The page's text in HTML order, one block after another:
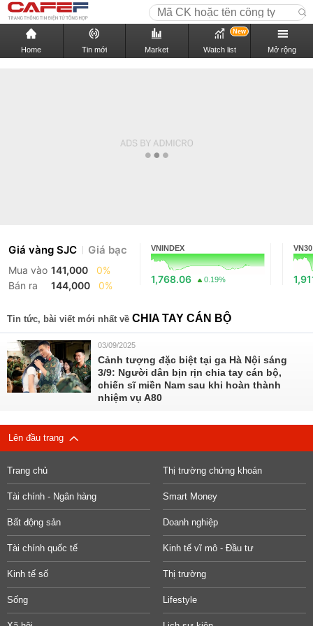
Home Tin mới Market Watch list
New
Mở rộng
Giá vàng SJC Giá bạc
Mua vào 141,000
0%
Bán ra
144,000 0%
VNINDEX
1,768.06 0.19%
VN30
Tin tức, bài viết mới nhất về CHIA TAY CÁN BỘ
03/09/2025
Cảnh tượng đặc biệt tại ga Hà Nội sáng
3/9: Người dân bịn rịn chia tay cán bộ,
chiến sĩ miền Nam sau khi hoàn thành
nhiệm vụ A80
Lên đầu trang
Trang chủ Thị trường chứng khoán
Tài chính - Ngân hàng Smart Money
Bất động sản Doanh nghiệp
Tài chính quốc tế Kinh tế vĩ mô - Đầu tư
Kinh tế số Thị trường
Sống Lifestyle